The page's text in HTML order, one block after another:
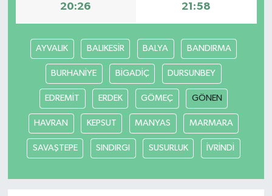
20:26 21:58
AYVALIK BALIKESİR BALYA BANDIRMA
BURHANİYE BİGADİÇ DURSUNBEY
EDREMİT ERDEK GÖMEÇ GÖNEN
HAVRAN KEPSUT MANYAS MARMARA
SAVAŞTEPE SINDIRGI SUSURLUK İVRİNDİ